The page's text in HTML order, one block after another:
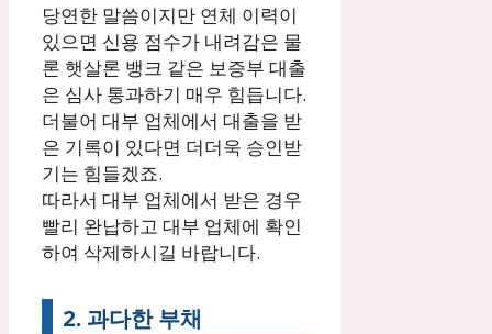
당연한 말씀이지만 연체 이력이
있으면 신용 점수가 내려감은 물
론 햇살론 뱅크 같은 보증부 대출
은 심사 통과하기 매우 힘듭니다.
더불어 대부 업체에서 대출을 받
은 기록이 있다면 더더욱 승인받
기는 힘들겠죠.
따라서 대부 업체에서 받은 경우
빨리 완납하고 대부 업체에 확인
하여 삭제하시길 바랍니다.
2. 과다한 부채